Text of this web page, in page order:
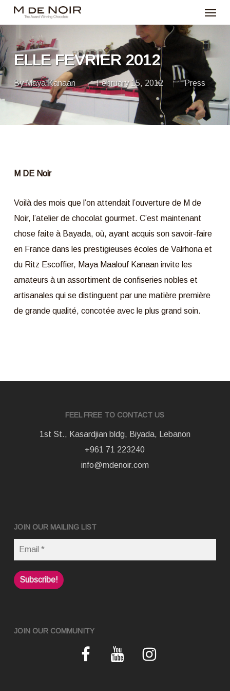
Skip
main
content
Menu
ELLE FEVRIER 2012
By Maya Kanaan February 15, 2012 Press
M DE Noir
Voilà des mois que l’on attendait l’ouverture de M de
Noir, l’atelier de chocolat gourmet. C’est maintenant
chose faite à Bayada, où, ayant acquis son savoir-faire
en France dans les prestigieuses écoles de Valrhona et
du Ritz Escoffier, Maya Maalouf Kanaan invite les
amateurs à un assortiment de confiseries nobles et
artisanales qui se distinguent par une matière première
de grande qualité, concotée avec le plus grand soin.
FEEL FREE TO CONTACT US
1st St., Kasardjian bldg, Biyada, Lebanon
+961 71 223240
info@mdenoir.com
JOIN OUR MAILING LIST
JOIN OUR COMMUNITY